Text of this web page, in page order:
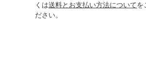
くは送料とお支払い方法についてを
ださい。